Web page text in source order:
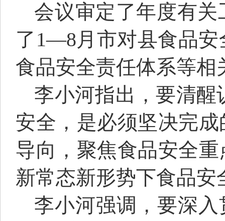
会议审定了年度有
了1—8月市对县食品安
食品安全责任体系等
李小河指出，要清
安全，是必须坚决完
导向，聚焦食品安全
新常态新形势下食品
李小河强调，要深